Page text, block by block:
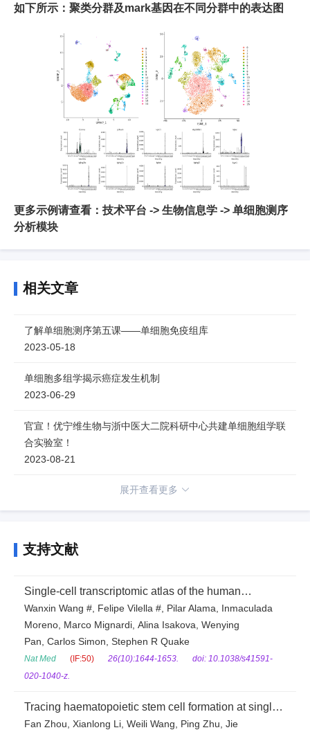
如下所示：聚类分群及mark基因在不同分群中的表达图
更多示例请查看：技术平台 -> 生物信息学 -> 单细胞测序
分析模块
相关文章
了解单细胞测序第五课——单细胞免疫组库
2023-05-18
单细胞多组学揭示癌症发生机制
2023-06-29
官宣！优宁维生物与浙中医大二院科研中心共建单细胞组学联
合实验室！
2023-08-21
展开查看更多
支持文献
Single-cell transcriptomic atlas of the human
endometrium during the menstrual cycle
Wanxin Wang #, Felipe Vilella #, Pilar Alama, Inmaculada
Moreno, Marco Mignardi, Alina Isakova, Wenying
Pan, Carlos Simon, Stephen R Quake
Nat Med (IF:50) 26(10):1644-1653.
doi: 10.1038/s41591-
020-1040-z.
Tracing haematopoietic stem cell formation at single-
cell resolution
Fan Zhou, Xianlong Li, Weili Wang, Ping Zhu, Jie